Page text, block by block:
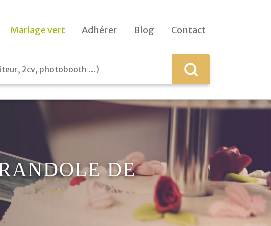
Mariage vert Adhérer Blog Contact
DE